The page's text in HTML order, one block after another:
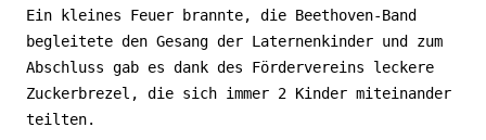
Ein kleines Feuer brannte, die Beethoven-Band
begleitete den Gesang der Laternenkinder und zum
Abschluss gab es dank des Fördervereins leckere
Zuckerbrezel, die sich immer 2 Kinder miteinander
teilten.